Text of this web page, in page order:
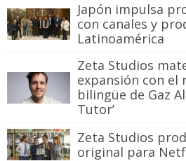
Japón impulsa
con canales y
Latinoamérica
Zeta Studios
expansión con el
bilingüe de Gaz
Tutor’
Zeta Studios
original para